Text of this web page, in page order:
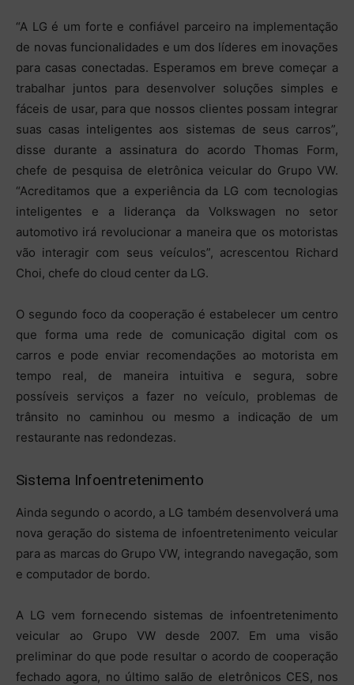
“A LG é um forte e confiável parceiro na implementação
de novas funcionalidades e um dos líderes em inovações
para casas conectadas. Esperamos em breve começar a
trabalhar juntos para desenvolver soluções simples e
fáceis de usar, para que nossos clientes possam integrar
suas casas inteligentes aos sistemas de seus carros”,
disse durante a assinatura do acordo Thomas Form,
chefe de pesquisa de eletrônica veicular do Grupo VW.
“Acreditamos que a experiência da LG com tecnologias
inteligentes e a liderança da Volkswagen no setor
automotivo irá revolucionar a maneira que os motoristas
vão interagir com seus veículos”, acrescentou Richard
Choi, chefe do cloud center da LG.
O segundo foco da cooperação é estabelecer um centro
que forma uma rede de comunicação digital com os
carros e pode enviar recomendações ao motorista em
tempo real, de maneira intuitiva e segura, sobre
possíveis serviços a fazer no veículo, problemas de
trânsito no caminhou ou mesmo a indicação de um
restaurante nas redondezas.
Sistema Infoentretenimento
Ainda segundo o acordo, a LG também desenvolverá uma
nova geração do sistema de infoentretenimento veicular
para as marcas do Grupo VW, integrando navegação, som
e computador de bordo.
A LG vem fornecendo sistemas de infoentretenimento
veicular ao Grupo VW desde 2007. Em uma visão
preliminar do que pode resultar o acordo de cooperação
fechado agora, no último salão de eletrônicos CES, nos